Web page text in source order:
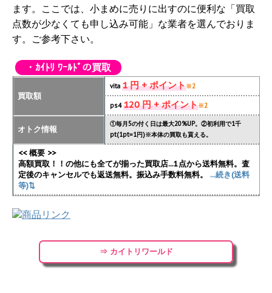
ます。ここでは、小まめに売りに出すのに便利な「買取
点数が少なくても申し込み可能」な業者を選んでおりま
す。ご参考下さい。
・ｶｲﾄﾘ ﾜｰﾙﾄﾞの買取
買取額
vita 1 円 + ポイント※2
ps4120 円 + ポイント※2
オトク情報
①毎月5の付く日は最大20%UP。②初利用で1千
pt(1pt=1円)※本体の買取も貰える。
<< 概要 >>
高額買取！！の他にも全てが揃った買取店...1点から送料無料。査
定後のキャンセルでも返送無料。振込み手数料無料。
...続き(送料
等)⇅
⇒ カイトリワールド